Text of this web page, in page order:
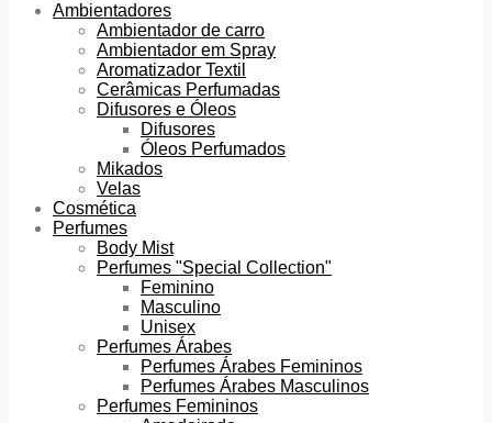
Ambientadores
Ambientador de carro
Ambientador em Spray
Aromatizador Textil
Cerâmicas Perfumadas
Difusores e Óleos
Difusores
Óleos Perfumados
Mikados
Velas
Cosmética
Perfumes
Body Mist
Perfumes "Special Collection"
Feminino
Masculino
Unisex
Perfumes Árabes
Perfumes Árabes Femininos
Perfumes Árabes Masculinos
Perfumes Femininos